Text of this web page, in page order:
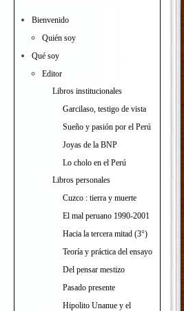
Bienvenido
Quién soy
Qué soy
Editor
Libros institucionales
Garcilaso, testigo de vista
Sueño y pasión por el Perú
Joyas de la BNP
Lo cholo en el Perú
Libros personales
Cuzco : tierra y muerte
El mal peruano 1990-2001
Hacia la tercera mitad (3°)
Teoría y práctica del ensayo
Del pensar mestizo
Pasado presente
Hipolito Unanue y el